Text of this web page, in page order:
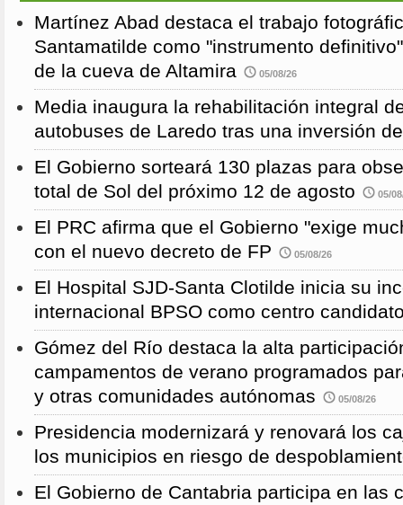
Martínez Abad destaca el trabajo
Santamatilde como "instrumento
de la cueva de Altamira
05/08/26
Media inaugura la rehabilitación integral
autobuses de Laredo tras una inversión
El Gobierno sorteará 130 plazas para
total de Sol del próximo 12 de agosto
05/
El PRC afirma que el Gobierno "exige
con el nuevo decreto de FP
05/08/26
El Hospital SJD-Santa Clotilde inicia su
internacional BPSO como centro
Gómez del Río destaca la alta
campamentos de verano programados
y otras comunidades autónomas
05/08/26
Presidencia modernizará y renovará los
los municipios en riesgo de
El Gobierno de Cantabria participa en las